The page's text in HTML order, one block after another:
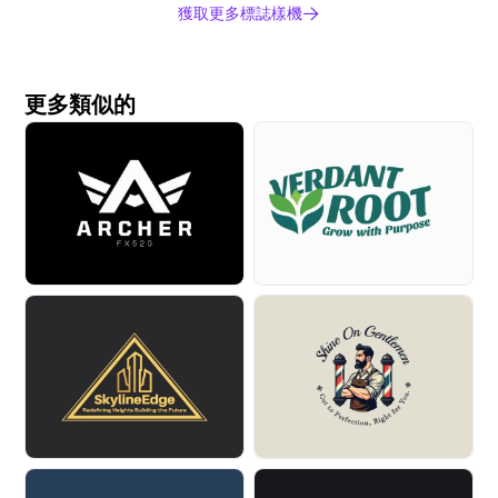
獲取更多標誌樣機
更多類似的